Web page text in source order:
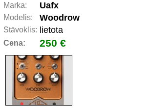
Marka: Uafx
Modelis: Woodrow
Stāvoklis: lietota
Cena: 250 €